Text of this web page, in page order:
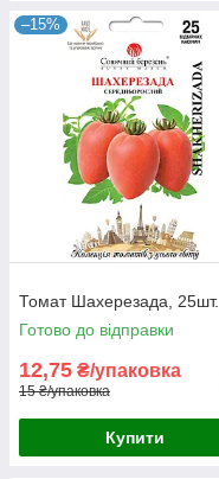
–15%
Томат Шахерезада, 25шт.
Готово до відправки
12,75 ₴/упаковка
15 ₴/упаковка
Купити